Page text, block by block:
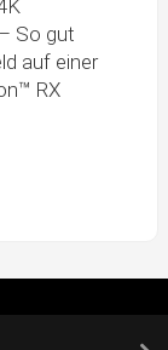
So gut
auf einer
RX